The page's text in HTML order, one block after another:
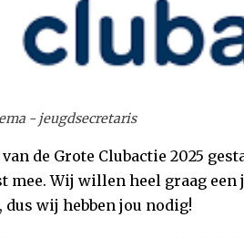
- jeugdsecretaris
de Grote Clubactie 2025
mee. Wij willen heel graag een
wij hebben jou nodig!